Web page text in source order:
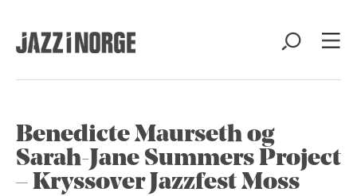
Benedicte Maurseth og
Sarah-Jane Summers Project
– Kryssover Jazzfest Moss